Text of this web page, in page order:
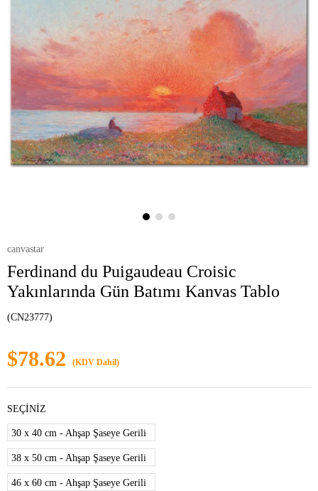
canvastar
Ferdinand du Puigaudeau Croisic
Yakınlarında Gün Batımı Kanvas Tablo
(CN23777)
$78.62 (KDV Dahil)
SEÇİNİZ
30 x 40 cm - Ahşap Şaseye Gerili
38 x 50 cm - Ahşap Şaseye Gerili
46 x 60 cm - Ahşap Şaseye Gerili